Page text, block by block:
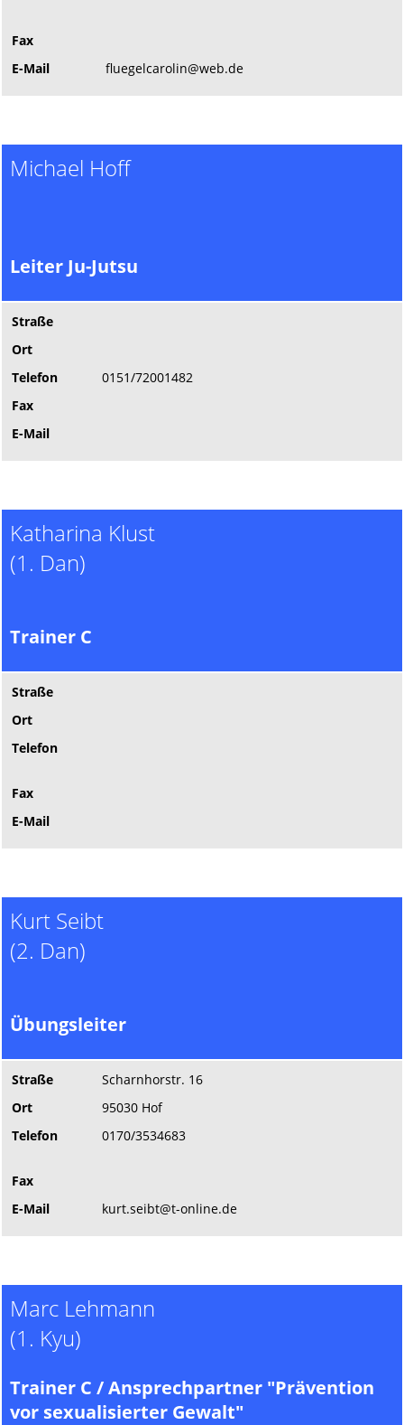
Fax
E-Mail
fluegelcarolin@web.de
Michael Hoff
Leiter Ju-Jutsu
Straße
Ort
Telefon
0151/72001482
Fax
E-Mail
Katharina Klust
(1. Dan)
Trainer C
Straße
Ort
Telefon
Fax
E-Mail
Kurt Seibt
(2. Dan)
Übungsleiter
Straße
Scharnhorstr. 16
Ort
95030 Hof
Telefon
0170/3534683
Fax
E-Mail
kurt.seibt@t-online.de
Marc Lehmann
(1. Kyu)
Trainer C / Ansprechpartner "Prävention
vor sexualisierter Gewalt"